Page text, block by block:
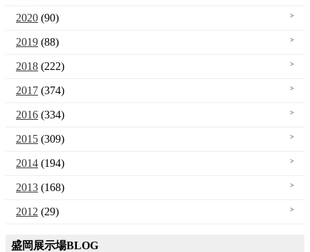
2020 (90)
2019 (88)
2018 (222)
2017 (374)
2016 (334)
2015 (309)
2014 (194)
2013 (168)
2012 (29)
盛岡展示場BLOG